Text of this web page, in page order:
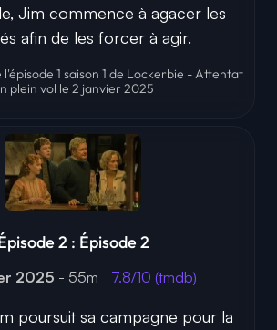
Jim commence à agacer les
afin de les forcer à agir.
1 saison 1 de Lockerbie - Attentat
plein vol le 2 janvier 2025
2 : Épisode 2
2025 - 55m 7.8/10 (tmdb)
poursuit sa campagne pour la